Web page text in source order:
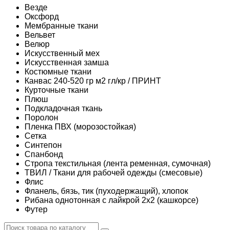
Везде
Оксфорд
Мембранные ткани
Вельвет
Велюр
Искусственный мех
Искусственная замша
Костюмные ткани
Канвас 240-520 гр м2 гл/кр / ПРИНТ
Курточные ткани
Плюш
Подкладочная ткань
Поролон
Пленка ПВХ (морозостойкая)
Сетка
Синтепон
Спанбонд
Стропа текстильная (лента ременная, сумочная)
ТВИЛ / Ткани для рабочей одежды (смесовые)
Флис
Фланель, бязь, тик (пуходержащий), хлопок
Рибана однотонная с лайкрой 2х2 (кашкорсе)
Футер